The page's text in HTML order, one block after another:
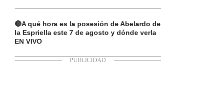
🔴A qué hora es la posesión de Abelardo de
la Espriella este 7 de agosto y dónde verla
EN VIVO